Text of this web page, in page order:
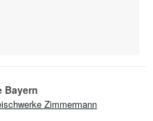
Bayern
Zimmermann